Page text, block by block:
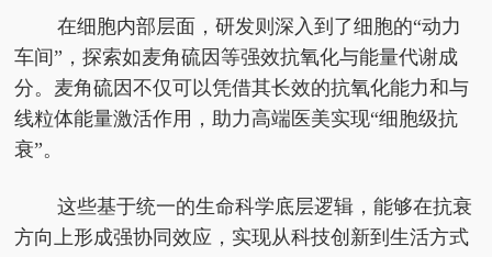
在细胞内部层面 ， 研发则深入到了细胞的“动力
车间”，探索如麦角硫因等强效抗氧化与能量代谢成
分。麦角硫因不仅可以凭借其长效的抗氧化能力和与
线粒体能量激活作用，助力高端医美实现“细胞级抗
衰”。
这些基于统一的生命科学底层逻辑，能够在抗衰
方向上形成强协同效应，实现从科技创新到生活方式